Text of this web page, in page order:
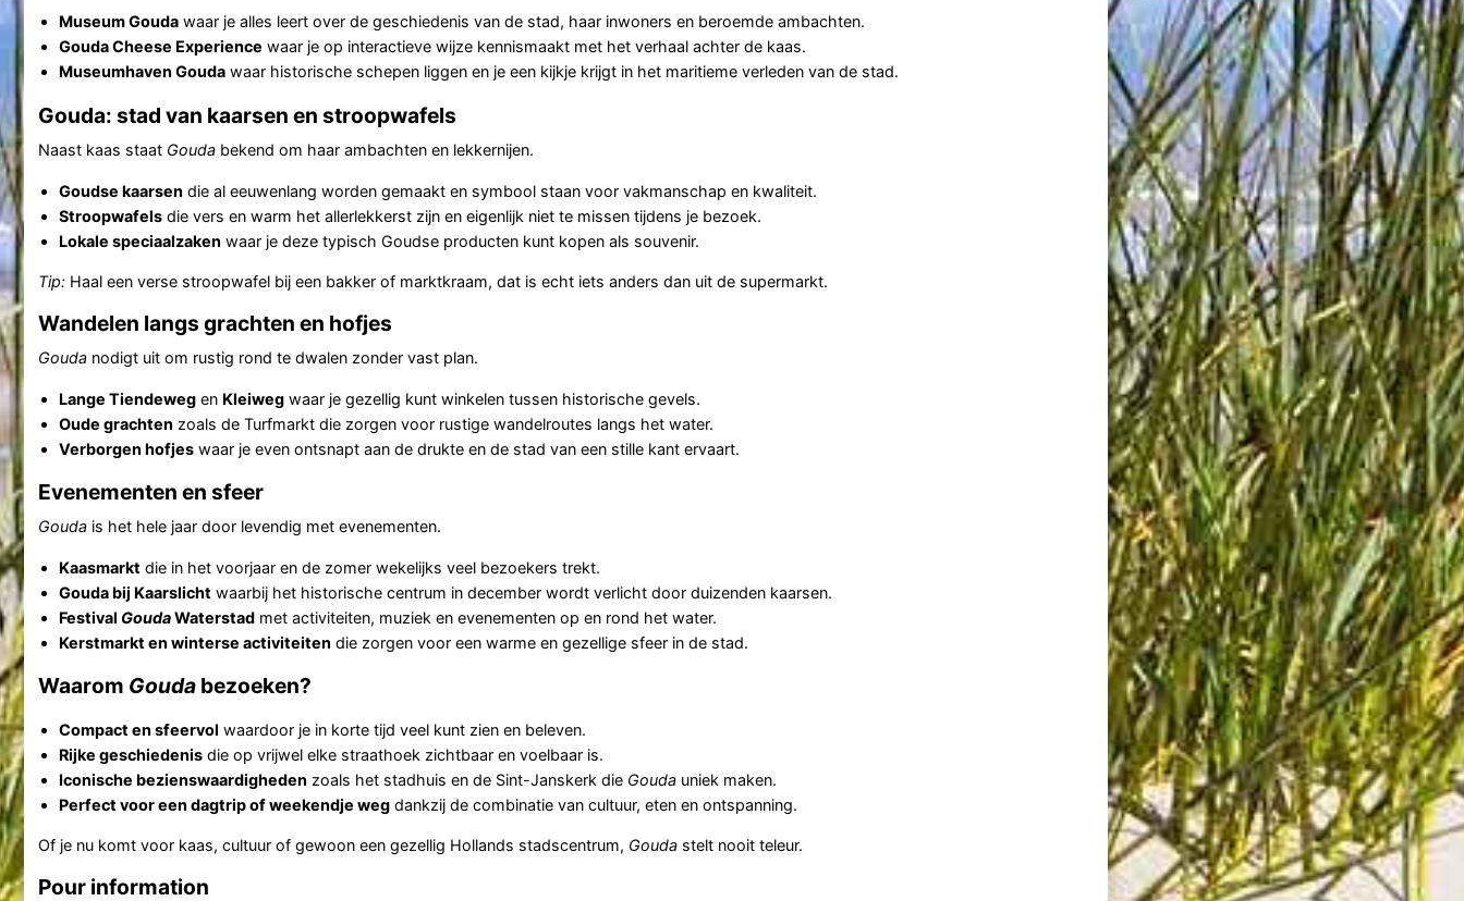
Museum Goudawaar je alles leert over de geschiedenis van de stad, haar inwoners en beroemde ambachten.
Gouda Cheese Experience waar je op interactieve wijze kennismaakt met het verhaal achter de kaas.
Museumhaven Goudawaar historische schepen liggen en je een kijkje krijgt in het maritieme verleden van de stad.
Gouda: stad van kaarsen en stroopwafels
Naast kaas staat Goudabekend om haar ambachten en lekkernijen.
Goudse kaarsen die al eeuwenlang worden gemaakt en symbool staan voor vakmanschap en kwaliteit.
Stroopwafelsdie vers en warm het allerlekkerst zijn en eigenlijk niet te missen tijdens je bezoek.
Lokale speciaalzaken waar je deze typisch Goudse producten kunt kopen als souvenir.
Tip:Haal een verse stroopwafel bij een bakker of marktkraam, dat is echt iets anders dan uit de supermarkt.
Wandelen langs grachten en hofjes
Goudanodigt uit om rustig rond te dwalen zonder vast plan.
Lange Tiendewegen Kleiwegwaar je gezellig kunt winkelen tussen historische gevels.
Oude grachten zoals de Turfmarkt die zorgen voor rustige wandelroutes langs het water.
Verborgen hofjeswaar je even ontsnapt aan de drukte en de stad van een stille kant ervaart.
Evenementen en sfeer
Goudais het hele jaar door levendig met evenementen.
Kaasmarkt die in het voorjaar en de zomer wekelijks veel bezoekers trekt.
Gouda bij Kaarslicht waarbij het historische centrum in december wordt verlicht door duizenden kaarsen.
Festival GoudaWaterstadmet activiteiten, muziek en evenementen op en rond het water.
Kerstmarkt en winterse activiteiten die zorgen voor een warme en gezellige sfeer in de stad.
Waarom Goudabezoeken?
Compact en sfeervol waardoor je in korte tijd veel kunt zien en beleven.
Rijke geschiedenisdie op vrijwel elke straathoek zichtbaar en voelbaar is.
Iconische bezienswaardigheden zoals het stadhuis en de Sint-Janskerk die Goudauniek maken.
Perfect voor een dagtrip of weekendje wegdankzij de combinatie van cultuur, eten en ontspanning.
Of je nu komt voor kaas, cultuur of gewoon een gezellig Hollands stadscentrum, Goudastelt nooit teleur.
Pour information